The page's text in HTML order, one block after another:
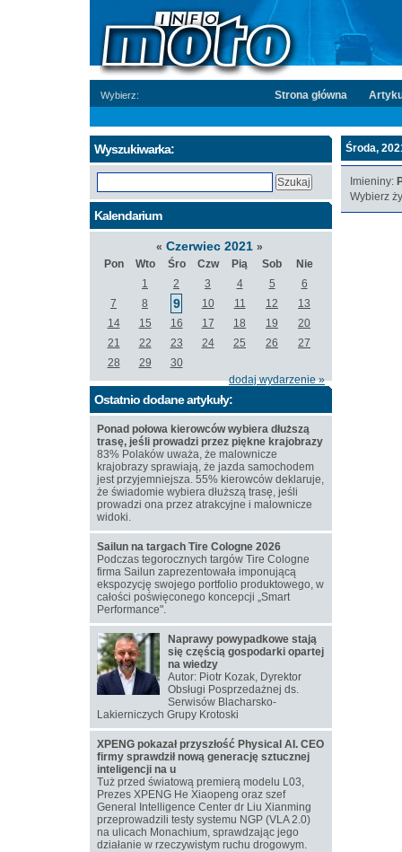
Wybierz: Strona główna
Środa,
Imieniny:
Wybierz
Wyszukiwarka:
Kalendarium
« Czerwiec 2021 »
Pon
Wto Śro Czw Pią Sob
Nie
1
2 3 4 5
6
7
8 9 10 11 12
13
14
15 16 17 18 19
20
21
22 23 24 25 26
27
28
29
30
dodaj wydarzenie »
Ostatnio dodane artykuły:
Ponad połowa kierowców wybiera dłuższą
trasę, jeśli prowadzi przez piękne krajobrazy
83% Polaków uważa, że malownicze
krajobrazy sprawiają, że jazda samochodem
jest przyjemniejsza. 55% kierowców deklaruje,
że świadomie wybiera dłuższą trasę, jeśli
prowadzi ona przez atrakcyjne i malownicze
widoki.
Sailun na targach Tire Cologne 2026
Podczas tegorocznych targów Tire Cologne
firma Sailun zaprezentowała imponującą
ekspozycję swojego portfolio produktowego, w
całości poświęconego koncepcji „Smart
Performance".
Naprawy powypadkowe stają
się częścią gospodarki opartej
na wiedzy
Autor: Piotr Kozak, Dyrektor
Obsługi Posprzedażnej ds.
Serwisów Blacharsko-
Lakierniczych Grupy Krotoski
XPENG pokazał przyszłość Physical AI. CEO
firmy sprawdził nową generację sztucznej
inteligencji na u
Tuż przed światową premierą modelu L03,
Prezes XPENG He Xiaopeng oraz szef
General Intelligence Center dr Liu Xianming
przeprowadzili testy systemu NGP (VLA 2.0)
na ulicach Monachium, sprawdzając jego
działanie w rzeczywistym ruchu drogowym.